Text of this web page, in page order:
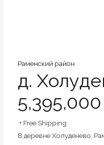
Раменский район
д.
+ Free Shipping
В деревне Холуденево,